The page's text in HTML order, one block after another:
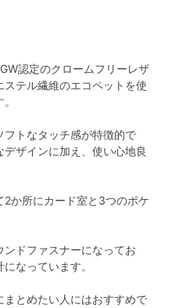
認定のクロームフリーレザ
テル繊維のエコペットを使
トなタッチ感が特徴的で
ザインに加え、使い心地良
か所にカード室と3つのポケ
ドファスナーになってお
なっています。
とめたい人にはおすすめで